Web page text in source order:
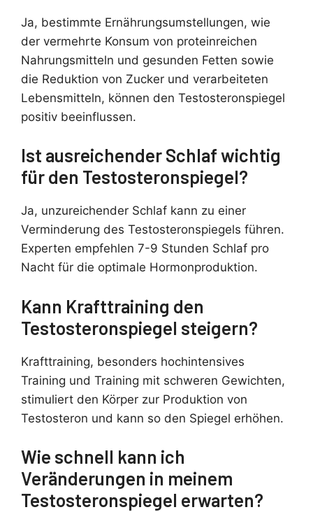
Ja, bestimmte Ernährungsumstellungen, wie
der vermehrte Konsum von proteinreichen
Nahrungsmitteln und gesunden Fetten sowie
die Reduktion von Zucker und verarbeiteten
Lebensmitteln, können den Testosteronspiegel
positiv beeinflussen.
Ist ausreichender Schlaf wichtig
für den Testosteronspiegel?
Ja, unzureichender Schlaf kann zu einer
Verminderung des Testosteronspiegels führen.
Experten empfehlen 7-9 Stunden Schlaf pro
Nacht für die optimale Hormonproduktion.
Kann Krafttraining den
Testosteronspiegel steigern?
Krafttraining, besonders hochintensives
Training und Training mit schweren Gewichten,
stimuliert den Körper zur Produktion von
Testosteron und kann so den Spiegel erhöhen.
Wie schnell kann ich
Veränderungen in meinem
Testosteronspiegel erwarten?